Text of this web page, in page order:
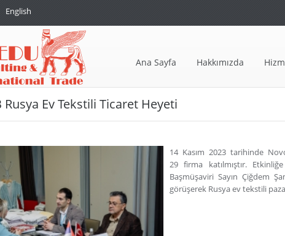
English
Ana Sayfa Hakkımızda
Rusya Ev Tekstili Ticaret Heyeti
14 Kasım 2023 tarihinde
29 firma katılmıştır.
Başmüşaviri Sayın Çiğdem
görüşerek Rusya ev tekstili